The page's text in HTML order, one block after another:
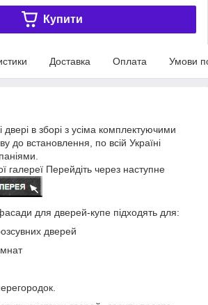
Купити
Доставка Оплата Умови
в зборі з усіма комплектуючими
до встановлення, по всій Україні
галереї Перейдіть через наступне
для дверей-купе підходять для:
дверей